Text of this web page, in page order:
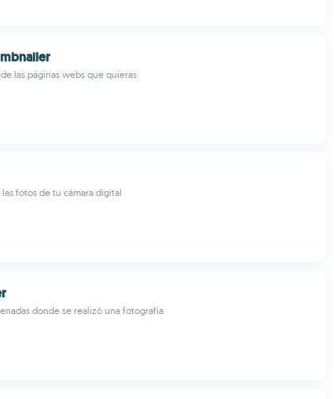
las páginas webs que quieras
las fotos de tu cámara digital
donde se realizó una fotografía